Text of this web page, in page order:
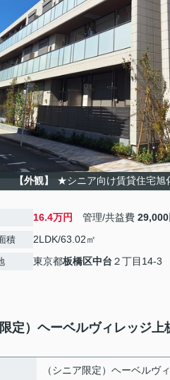
【外観】 ★シニア向け賃貸住宅旭
16.4万円 管理/共益費 29,000
積 2LDK/63.02㎡
東京都板橋区中台 ２丁目14-3
限定）ヘーベルヴィレッジ上
（シニア限定）ヘーベルヴ